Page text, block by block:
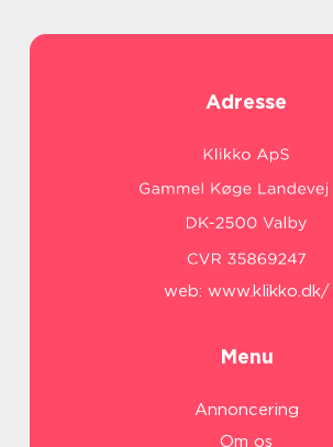
Adresse
web: www.klikko.dk/
Menu
Annoncering
Om os